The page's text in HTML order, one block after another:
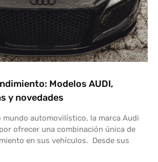
Modelos AUDI,
y novedades
mundo automovilístico, la marca Audi
ofrecer una combinación única de
en sus vehículos. Desde sus